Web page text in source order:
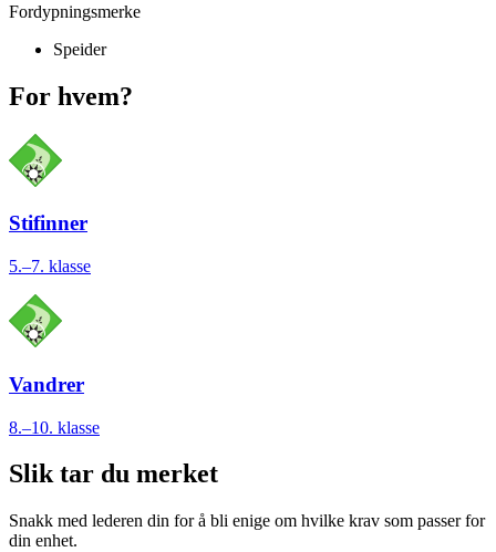
Fordypningsmerke
Speider
For hvem?
Stifinner
5.–7. klasse
Vandrer
8.–10. klasse
Slik tar du merket
Snakk med lederen din for å bli enige om hvilke krav som passer for
din enhet.